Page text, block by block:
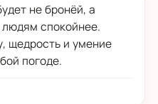
не бронёй, а
спокойнее.
щедрость и умение
погоде.